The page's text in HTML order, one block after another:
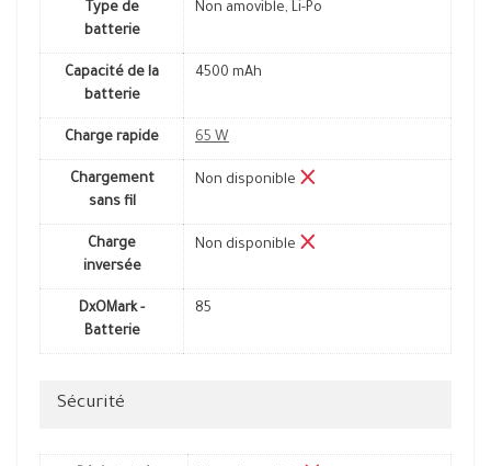
Type de
batterie
Non amovible, Li-Po
Capacité de la
batterie
4500 mAh
Charge rapide 65 W
Chargement
sans fil
Non disponible
Charge
inversée
Non disponible
DxOMark -
Batterie
85
Sécurité